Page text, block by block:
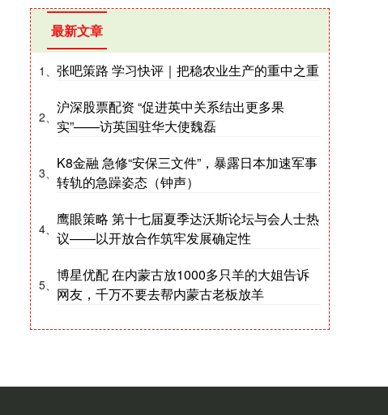
最新文章
1、 张吧策路 学习快评｜把稳农业生产的重中之重
2、
沪深股票配资 “促进英中关系结出更多果
实”——访英国驻华大使魏磊
3、
K8金融 急修“安保三文件”，暴露日本加速军事
转轨的急躁姿态（钟声）
4、
鹰眼策略 第十七届夏季达沃斯论坛与会人士热
议——以开放合作筑牢发展确定性
5、
博星优配 在内蒙古放1000多只羊的大姐告诉
网友，千万不要去帮内蒙古老板放羊